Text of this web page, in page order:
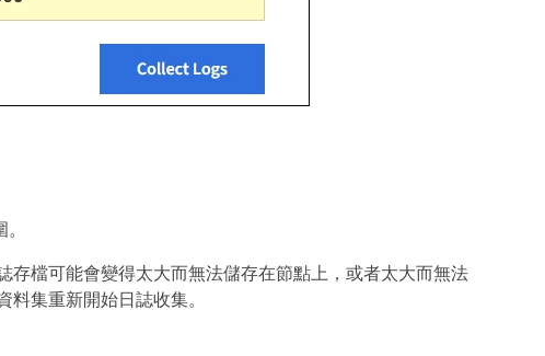
檔可能會變得太大而無法儲存在節點上，或者太大而無法
集重新開始日誌收集。